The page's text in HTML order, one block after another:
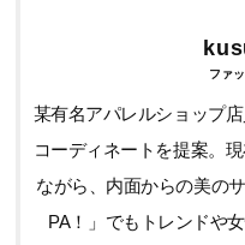
ファ
某有名アパレルショップ
コーディネートを提案。
ながら、内面からの美の
PA！」でもトレンドや